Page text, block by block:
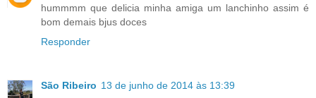
hummmm que delicia minha amiga um lanchinho assim é
bom demais bjus doces
Responder
São Ribeiro 13 de junho de 2014 às 13:39